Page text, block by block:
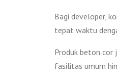
Bagi developer,
tepat waktu
Produk beton cor
fasilitas umum